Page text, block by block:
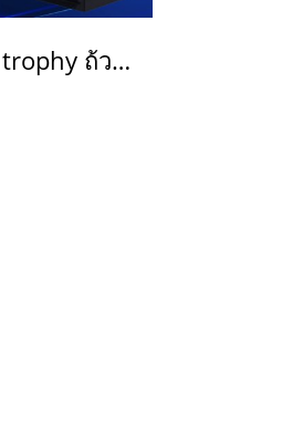
Sculpture trophy ถ้วยรางวัลประติมากรรม รหัส MGRS 4003